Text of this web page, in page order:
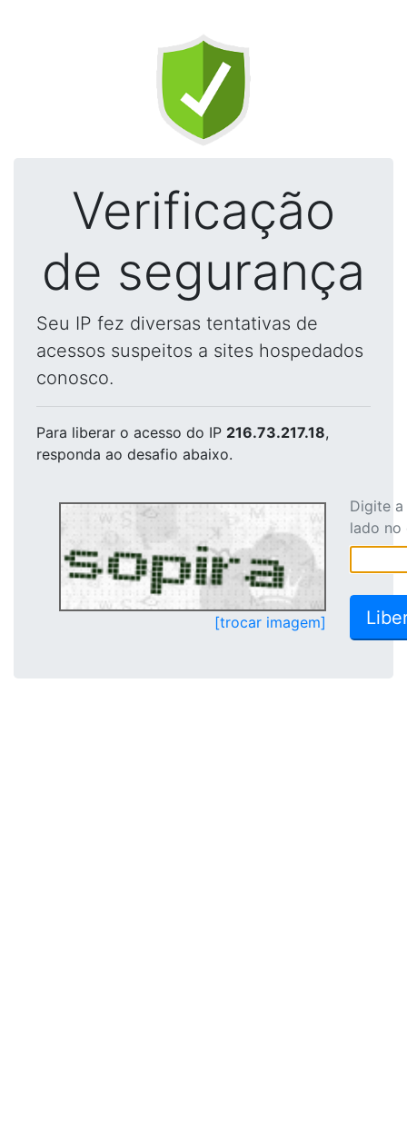
Verificação
de segurança
Seu IP fez diversas tentativas de
acessos suspeitos a sites hospedados
conosco.
Para liberar o acesso do IP 216.73.217.18,
responda ao desafio abaixo.
[trocar imagem]
Digite
lado no